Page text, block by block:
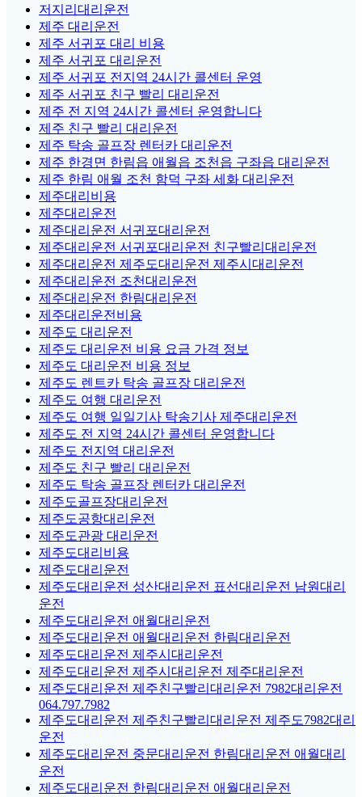
저지리대리운전
제주 대리운전
제주 서귀포 대리 비용
제주 서귀포 대리운전
제주 서귀포 전지역 24시간 콜센터 운영
제주 서귀포 친구 빨리 대리운전
제주 전 지역 24시간 콜센터 운영합니다
제주 친구 빨리 대리운전
제주 탁송 골프장 렌터카 대리운전
제주 한경면 한림읍 애월읍 조천읍 구좌읍 대리운전
제주 한림 애월 조천 함덕 구좌 세화 대리운전
제주대리비용
제주대리운전
제주대리운전 서귀포대리운전
제주대리운전 서귀포대리운전 친구빨리대리운전
제주대리운전 제주도대리운전 제주시대리운전
제주대리운전 조천대리운전
제주대리운전 한림대리운전
제주대리운전비용
제주도 대리운전
제주도 대리운전 비용 요금 가격 정보
제주도 대리운전 비용 정보
제주도 렌트카 탁송 골프장 대리운전
제주도 여행 대리운전
제주도 여행 일일기사 탁송기사 제주대리운전
제주도 전 지역 24시간 콜센터 운영합니다
제주도 전지역 대리운전
제주도 친구 빨리 대리운전
제주도 탁송 골프장 렌터카 대리운전
제주도골프장대리운전
제주도공항대리운전
제주도관광 대리운전
제주도대리비용
제주도대리운전
제주도대리운전 성산대리운전 표선대리운전 남원대리
운전
제주도대리운전 애월대리운전
제주도대리운전 애월대리운전 한림대리운전
제주도대리운전 제주시대리운전
제주도대리운전 제주시대리운전 제주대리운전
제주도대리운전 제주친구빨리대리운전 7982대리운전
064.797.7982
제주도대리운전 제주친구빨리대리운전 제주도7982대리
운전
제주도대리운전 중문대리운전 한림대리운전 애월대리
운전
제주도대리운전 한림대리운전 애월대리운전